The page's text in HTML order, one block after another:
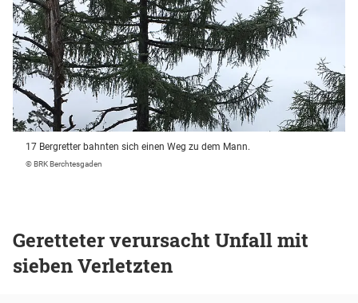
17 Bergretter bahnten sich einen Weg zu dem Mann.
© BRK Berchtesgaden
Geretteter verursacht Unfall mit
sieben Verletzten